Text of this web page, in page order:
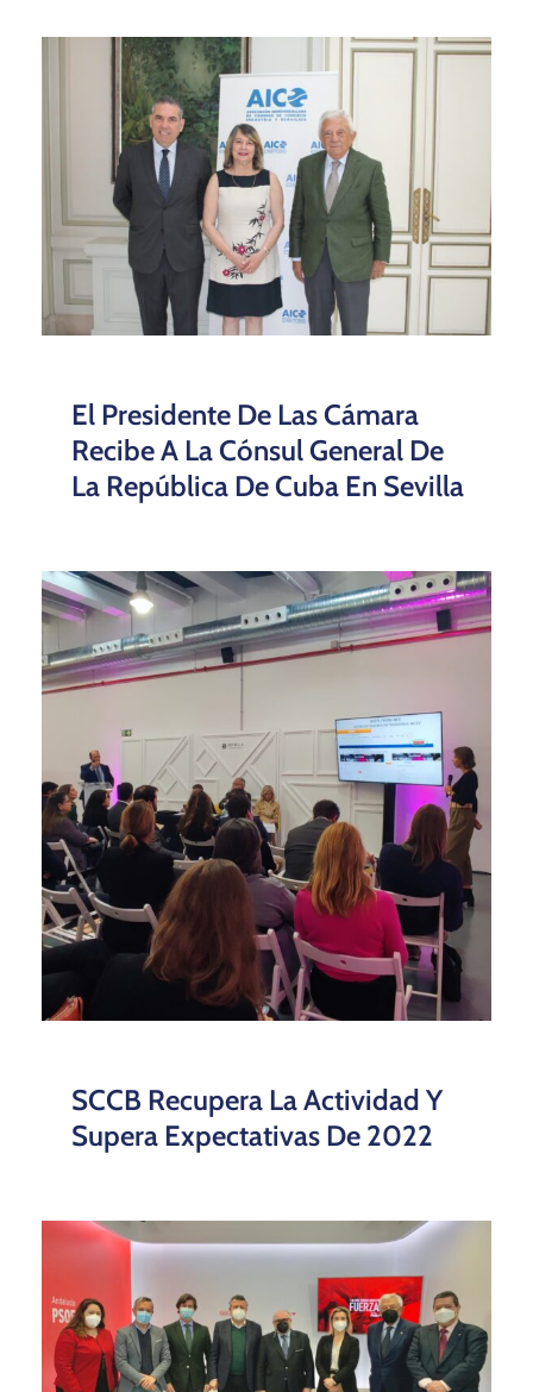
El Presidente De Las Cámara
Recibe A La Cónsul General De
La República De Cuba En Sevilla
SCCB Recupera La Actividad Y
Supera Expectativas De 2022